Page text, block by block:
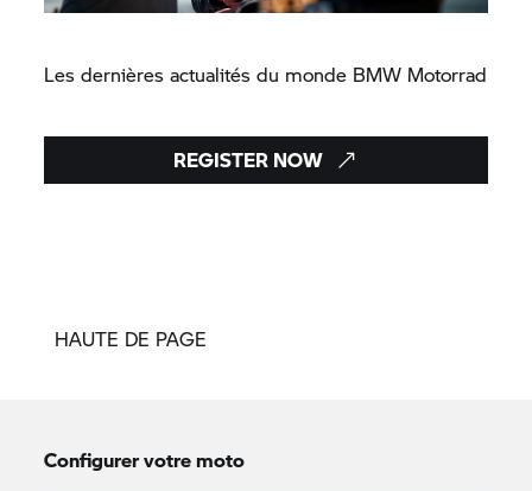
Les dernières actualités du monde BMW Motorrad
REGISTER NOW
HAUTE DE PAGE
Configurer votre moto